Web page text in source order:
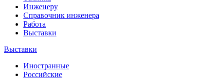
Инженеру
Справочник инженера
Работа
Выставки
Выставки
Иностранные
Российские